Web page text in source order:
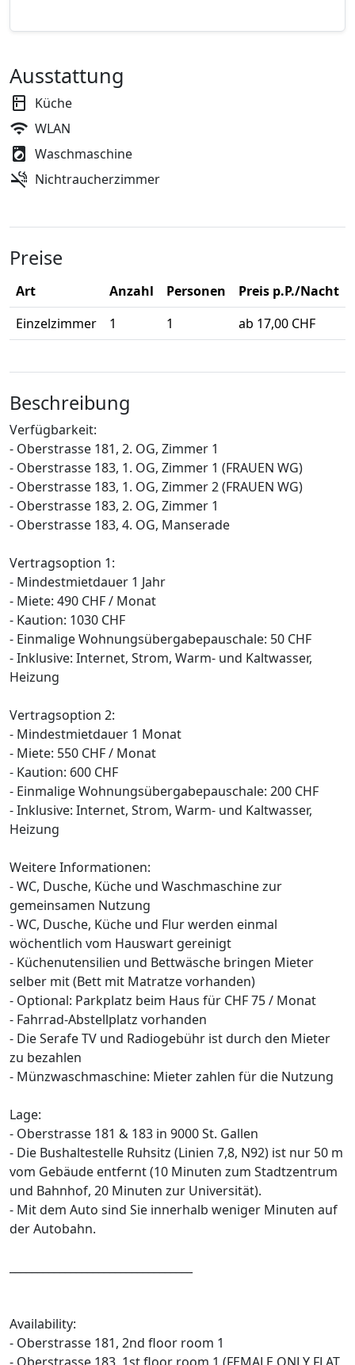
Ausstattung
Küche
WLAN
Waschmaschine
Nichtraucherzimmer
Preise
Art Anzahl Personen
Preis p.P./Nacht
Einzelzimmer
1 1 ab 17,00 CHF
Beschreibung
Verfügbarkeit:
- Oberstrasse 181, 2. OG, Zimmer 1
- Oberstrasse 183, 1. OG, Zimmer 1 (FRAUEN WG)
- Oberstrasse 183, 1. OG, Zimmer 2 (FRAUEN WG)
- Oberstrasse 183, 2. OG, Zimmer 1
- Oberstrasse 183, 4. OG, Manserade
Vertragsoption 1:
- Mindestmietdauer 1 Jahr
- Miete: 490 CHF / Monat
- Kaution: 1030 CHF
- Einmalige Wohnungsübergabepauschale: 50 CHF
- Inklusive: Internet, Strom, Warm- und Kaltwasser,
Heizung
Vertragsoption 2:
- Mindestmietdauer 1 Monat
- Miete: 550 CHF / Monat
- Kaution: 600 CHF
- Einmalige Wohnungsübergabepauschale: 200 CHF
- Inklusive: Internet, Strom, Warm- und Kaltwasser,
Heizung
Weitere Informationen:
- WC, Dusche, Küche und Waschmaschine zur
gemeinsamen Nutzung
- WC, Dusche, Küche und Flur werden einmal
wöchentlich vom Hauswart gereinigt
- Küchenutensilien und Bettwäsche bringen Mieter
selber mit (Bett mit Matratze vorhanden)
- Optional: Parkplatz beim Haus für CHF 75 / Monat
- Fahrrad-Abstellplatz vorhanden
- Die Serafe TV und Radiogebühr ist durch den Mieter
zu bezahlen
- Münzwaschmaschine: Mieter zahlen für die Nutzung
Lage:
- Oberstrasse 181 & 183 in 9000 St. Gallen
- Die Bushaltestelle Ruhsitz (Linien 7,8, N92) ist nur 50 m
vom Gebäude entfernt (10 Minuten zum Stadtzentrum
und Bahnhof, 20 Minuten zur Universität).
- Mit dem Auto sind Sie innerhalb weniger Minuten auf
der Autobahn.
Availability:
- Oberstrasse 181, 2nd floor room 1